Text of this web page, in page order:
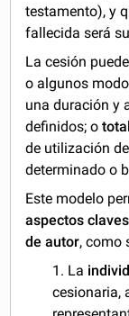
testamento), y
fallecida será
La cesión
o algunos
una duración y
definidos; ototal
de utilización
determinado o
Este modelo
aspectos
de autor, como
1. La
cesionaria,